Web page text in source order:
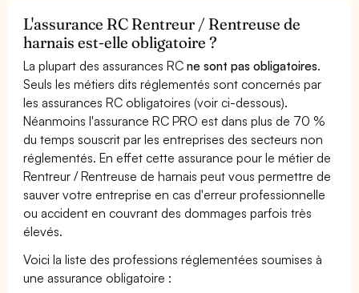
L'assurance RC Rentreur / Rentreuse de
harnais est-elle obligatoire ?
La plupart des assurances RCne sont pas obligatoires.
Seuls les métiers dits réglementés sont concernés par
les assurances RC obligatoires (voir ci-dessous).
Néanmoins l'assurance RC PRO est dans plus de 70 %
du temps souscrit par les entreprises des secteurs non
réglementés. En effet cette assurance pour le métier de
Rentreur / Rentreuse de harnais peut vous permettre de
sauver votre entreprise en cas d'erreur professionnelle
ou accident en couvrant des dommages parfois très
élevés.
Voici la liste des professions réglementées soumises à
une assurance obligatoire :